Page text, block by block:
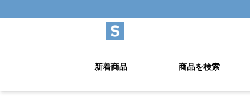
新着商品 商品を検索